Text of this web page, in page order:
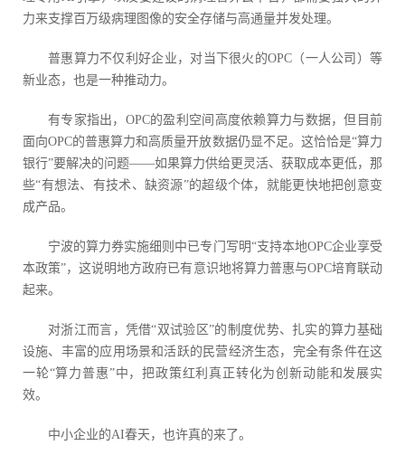
力来支撑百万级病理图像的安全存储与高通量并发处理。
普惠算力不仅利好企业，对当下很火的OPC（一人公司）等
新业态，也是一种推动力。
有专家指出，OPC的盈利空间高度依赖算力与数据，但目前
面向OPC的普惠算力和高质量开放数据仍显不足。这恰恰是“算力
银行”要解决的问题——如果算力供给更灵活、获取成本更低，那
些“有想法、有技术、缺资源”的超级个体，就能更快地把创意变
成产品。
宁波的算力券实施细则中已专门写明“支持本地OPC企业享受
本政策”，这说明地方政府已有意识地将算力普惠与OPC培育联动
起来。
对浙江而言，凭借“双试验区”的制度优势、扎实的算力基础
设施、丰富的应用场景和活跃的民营经济生态，完全有条件在这
一轮“算力普惠”中，把政策红利真正转化为创新动能和发展实
效。
中小企业的AI春天，也许真的来了。